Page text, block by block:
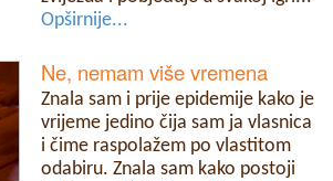
Opširnije...
Ne, nemam više vremena
Znala sam i prije epidemije kako je
vrijeme jedino čija sam ja vlasnica
i čime raspolažem po vlastitom
odabiru. Znala sam kako postoji